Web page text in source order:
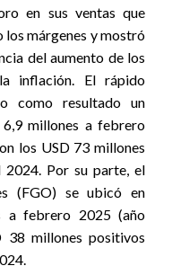
en sus ventas que
los márgenes y mostró
del aumento de los
inflación. El rápido
como resultado un
millones a febrero
los USD 73 millones
Por su parte, el
(FGO) se ubicó en
a febrero 2025 (año
38 millones positivos
.